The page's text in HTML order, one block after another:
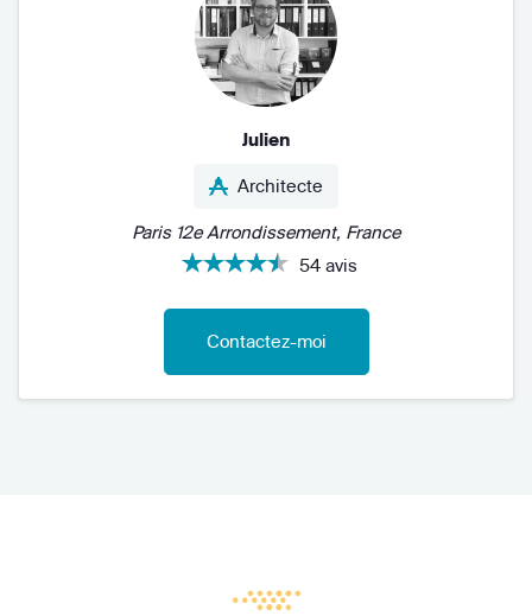
Julien
Architecte
Paris 12e Arrondissement, France
54 avis
Contactez-moi